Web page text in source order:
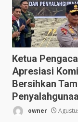
Ketua
Apresiasi
Bersihkan
owner